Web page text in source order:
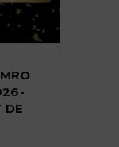
DE